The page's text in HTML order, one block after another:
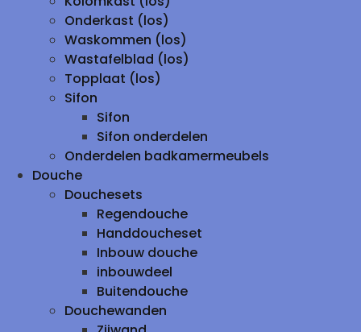
Onderkast (los)
Waskommen (los)
Wastafelblad (los)
Topplaat (los)
Sifon
Sifon
Sifon onderdelen
Onderdelen badkamermeubels
Douche
Douchesets
Regendouche
Handdoucheset
Inbouw douche
inbouwdeel
Buitendouche
Douchewanden